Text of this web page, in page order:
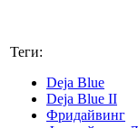
Теги:
Deja Blue
Deja Blue II
Фридайвинг